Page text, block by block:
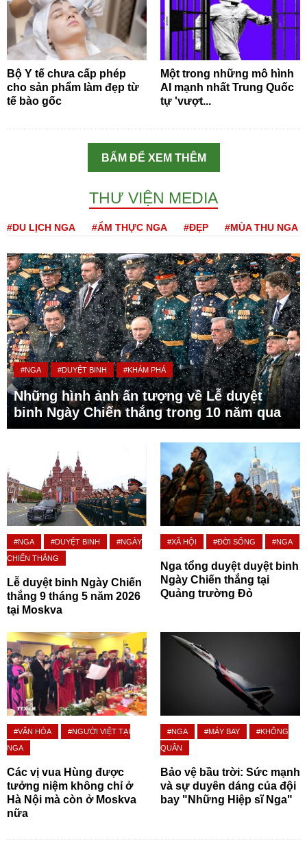
Bộ Y tế chưa cấp phép
cho sản phẩm làm đẹp từ
tế bào gốc
Một trong những mô hình
AI mạnh nhất Trung Quốc
tự 'vượt...
BẤM ĐỂ XEM THÊM
THƯ VIỆN MEDIA
#DU LỊCH NGA #ẨM THỰC NGA #ĐẸP #MÙA THU NGA
#NGA #DUYỆT BINH #KHÁM PHÁ
Những hình ảnh ấn tượng về Lễ duyệt
binh Ngày Chiến thắng trong 10 năm qua
#NGA #DUYỆT BINH
#NGÀY
CHIẾN THẮNG
Lễ duyệt binh Ngày Chiến
thắng 9 tháng 5 năm 2026
tại Moskva
#XÃ HỘI #ĐỜI SỐNG #NGA
Nga tổng duyệt duyệt binh
Ngày Chiến thắng tại
Quảng trường Đỏ
#VĂN HÓA
#NGƯỜI VIỆT TẠI
NGA
Các vị vua Hùng được
tưởng niệm không chỉ ở
Hà Nội mà còn ở Moskva
nữa
#NGA #MÁY BAY
#KHÔNG
QUÂN
Bảo vệ bầu trời: Sức mạnh
và sự duyên dáng của đội
bay "Những Hiệp sĩ Nga"